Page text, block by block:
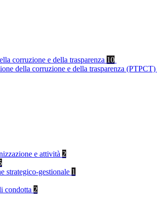
corruzione e della trasparenza 10
della corruzione e della trasparenza (PTPCT)
e attività 2
strategico-gestionale 1
condotta 2